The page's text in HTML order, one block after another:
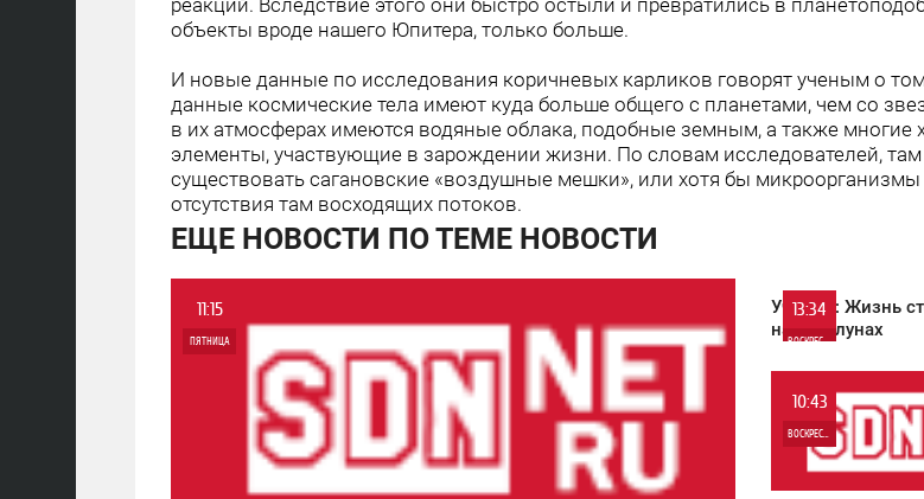
реакций. Вследствие этого они быстро остыли и превратились в
объекты вроде нашего Юпитера, только больше.
И новые данные по исследования коричневых карликов говорят ученым о
данные космические тела имеют куда больше общего с планетами, чем со
в их атмосферах имеются водяные облака, подобные земным, а также многие
элементы, участвующие в зарождении жизни. По словам исследователей, там
существовать сагановские «воздушные мешки», или хотя бы микроорганизмы
отсутствия там восходящих потоков.
ЕЩЕ НОВОСТИ ПО ТЕМЕ НОВОСТИ
11:15
ПЯТНИЦА
13:34
ВОСКРЕСЕНЬЕ
Ученые: Жизнь
на экзолунах
10:43
ВОСКРЕСЕНЬЕ